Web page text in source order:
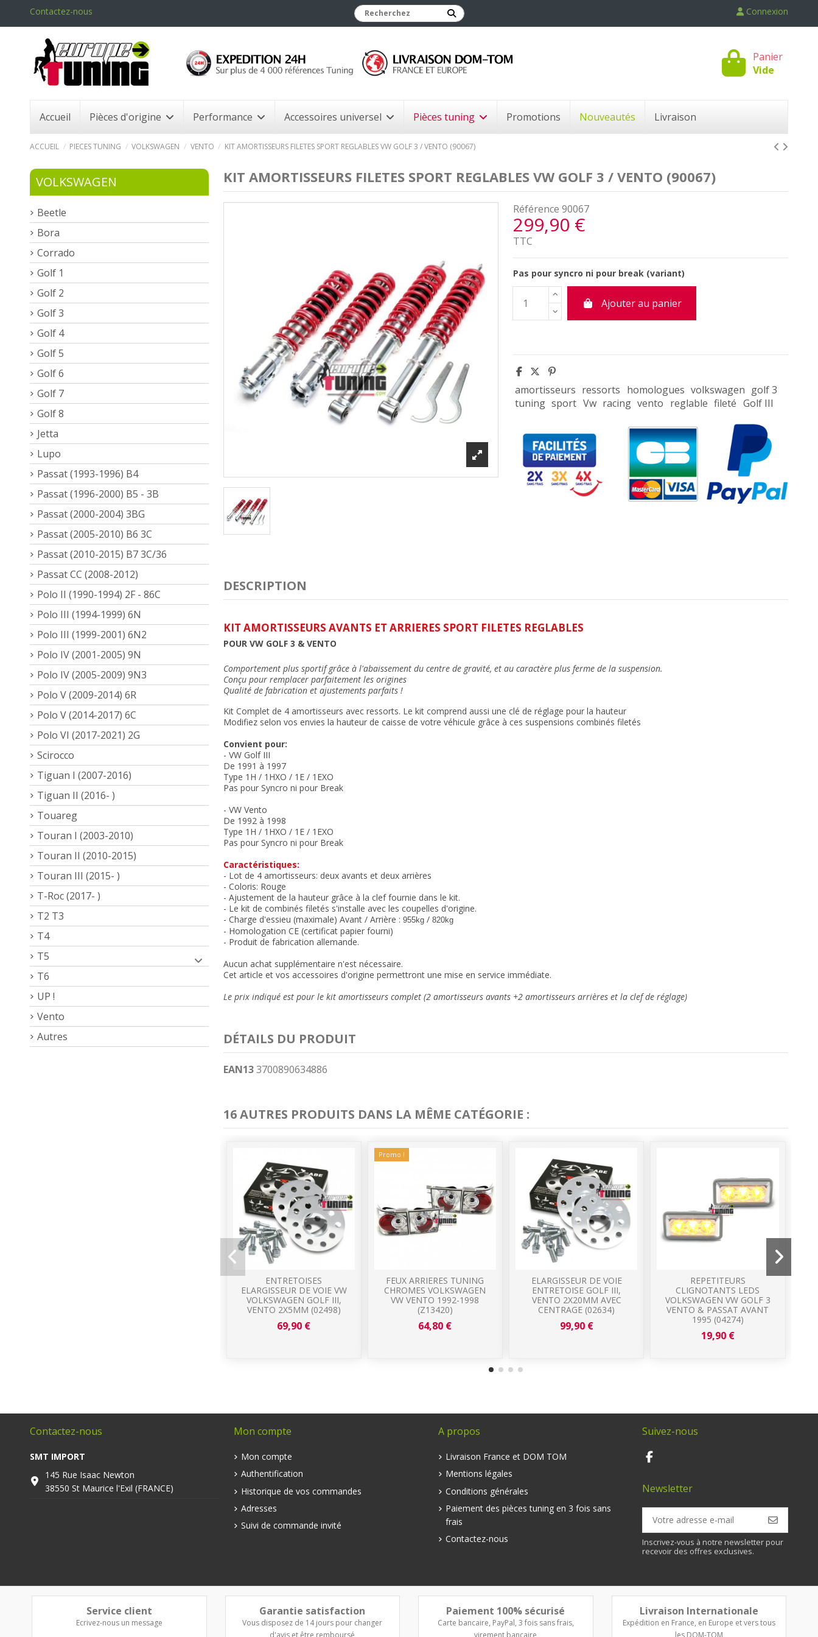
Contactez-nous Connexion
Panier
Vide
Accueil Pièces d'origine Performance Accessoires universel Pièces tuning Promotions Nouveautés Livraison
ACCUEIL PIECES TUNING VOLKSWAGEN VENTO KIT AMORTISSEURS FILETES SPORT REGLABLES VW GOLF 3 / VENTO (90067)
KIT AMORTISSEURS FILETES SPORT REGLABLES VW GOLF 3 / VENTO (90067)
Référence 90067
299,90 €
TTC
Pas pour syncro ni pour break (variant)
Ajouter au panier
amortisseurs ressorts homologues volkswagen golf 3
tuning sport Vw racing vento reglable fileté Golf III
DESCRIPTION
KIT AMORTISSEURS AVANTS ET ARRIERES SPORT FILETES REGLABLES
POUR VW GOLF 3 & VENTO
Comportement plus sportif grâce à l'abaissement du centre de gravité, et au caractère plus ferme de la suspension.
Conçu pour remplacer parfaitement les origines
Qualité de fabrication et ajustements parfaits !
Kit Complet de 4 amortisseurs avec ressorts. Le kit comprend aussi une clé de réglage pour la hauteur
Modifiez selon vos envies la hauteur de caisse de votre véhicule grâce à ces suspensions combinés filetés
Convient pour:
- VW Golf III
De 1991 à 1997
Type 1H / 1HXO / 1E / 1EXO
Pas pour Syncro ni pour Break
- VW Vento
De 1992 à 1998
Type 1H / 1HXO / 1E / 1EXO
Pas pour Syncro ni pour Break
Caractéristiques:
- Lot de 4 amortisseurs: deux avants et deux arrières
- Coloris: Rouge
- Ajustement de la hauteur grâce à la clef fournie dans le kit.
- Le kit de combinés filetés s'installe avec les coupelles d'origine.
- Charge d'essieu (maximale) Avant / Arrière : 955kg / 820kg
- Homologation CE (certificat papier fourni)
- Produit de fabrication allemande.
Aucun achat supplémentaire n'est nécessaire.
Cet article et vos accessoires d'origine permettront une mise en service immédiate.
Le prix indiqué est pour le kit amortisseurs complet (2 amortisseurs avants +2 amortisseurs arrières et la clef de réglage)
DÉTAILS DU PRODUIT
EAN13 3700890634886
16 AUTRES PRODUITS DANS LA MÊME CATÉGORIE :
ENTRETOISES
ELARGISSEUR DE VOIE VW
VOLKSWAGEN GOLF III,
VENTO 2X5MM (02498)
69,90 €
Promo !
FEUX ARRIERES TUNING
CHROMES VOLKSWAGEN
VW VENTO 1992-1998
(Z13420)
64,80 €
ELARGISSEUR DE VOIE
ENTRETOISE GOLF III,
VENTO 2X20MM AVEC
CENTRAGE (02634)
99,90 €
REPETITEURS
CLIGNOTANTS LEDS
VOLKSWAGEN VW GOLF 3
VENTO & PASSAT AVANT
1995 (04274)
19,90 €
VOLKSWAGEN
Beetle
Bora
Corrado
Golf 1
Golf 2
Golf 3
Golf 4
Golf 5
Golf 6
Golf 7
Golf 8
Jetta
Lupo
Passat (1993-1996) B4
Passat (1996-2000) B5 - 3B
Passat (2000-2004) 3BG
Passat (2005-2010) B6 3C
Passat (2010-2015) B7 3C/36
Passat CC (2008-2012)
Polo II (1990-1994) 2F - 86C
Polo III (1994-1999) 6N
Polo III (1999-2001) 6N2
Polo IV (2001-2005) 9N
Polo IV (2005-2009) 9N3
Polo V (2009-2014) 6R
Polo V (2014-2017) 6C
Polo VI (2017-2021) 2G
Scirocco
Tiguan I (2007-2016)
Tiguan II (2016- )
Touareg
Touran I (2003-2010)
Touran II (2010-2015)
Touran III (2015- )
T-Roc (2017- )
T2 T3
T4
T5
T6
UP !
Vento
Autres
Contactez-nous
SMT IMPORT
145 Rue Isaac Newton
38550 St Maurice l'Exil (FRANCE)
Mon compte
Mon compte
Authentification
Historique de vos commandes
Adresses
Suivi de commande invité
A propos
Livraison France et DOM TOM
Mentions légales
Conditions générales
Paiement des pièces tuning en 3 fois sans
frais
Contactez-nous
Suivez-nous
Newsletter
Inscrivez-vous à notre newsletter pour
recevoir des offres exclusives.
Service client
Ecrivez-nous un message
Garantie satisfaction
Vous disposez de 14 jours pour changer
d'avis et être remboursé
Paiement 100% sécurisé
Carte bancaire, PayPal, 3 fois sans frais,
virement bancaire
Livraison Internationale
Expédition en France, en Europe et vers tous
les DOM-TOM